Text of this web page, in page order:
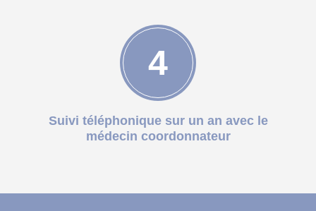
4
Suivi téléphonique sur un an avec le
médecin coordonnateur